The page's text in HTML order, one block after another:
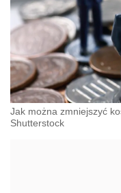
Jak można zmniejszyć
Shutterstock